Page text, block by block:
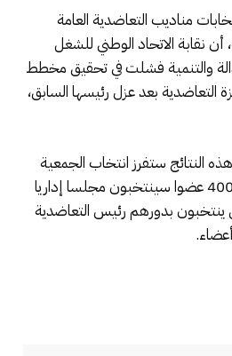
مناديب التعاضدية العامة
أن نقابة الاتحاد الوطني للشغل
والتنمية فشلت في تحقيق مخطط
التعاضدية بعد عزل رئيسها السابق،
النتائج ستفرز انتخاب الجمعية
العمومية الذي يتكون من 400 عضوا سينتخبون مجلسا إداريا
الذين ينتخبون بدورهم رئيس التعاضدية